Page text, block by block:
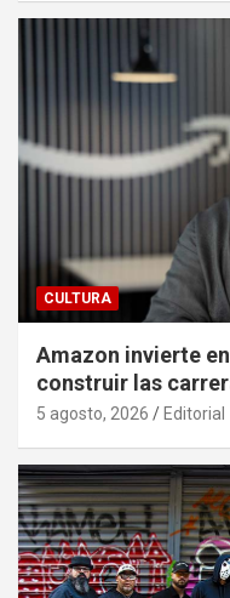
CULTURA
Amazon invierte
construir las
5 agosto, 2026 Editorial